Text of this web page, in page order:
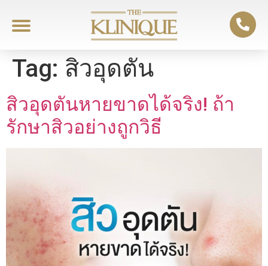
Tag: สิวอุดตัน
สิวอุดตันหายขาดได้จริง! ถ้า
รักษาสิวอย่างถูกวิธี